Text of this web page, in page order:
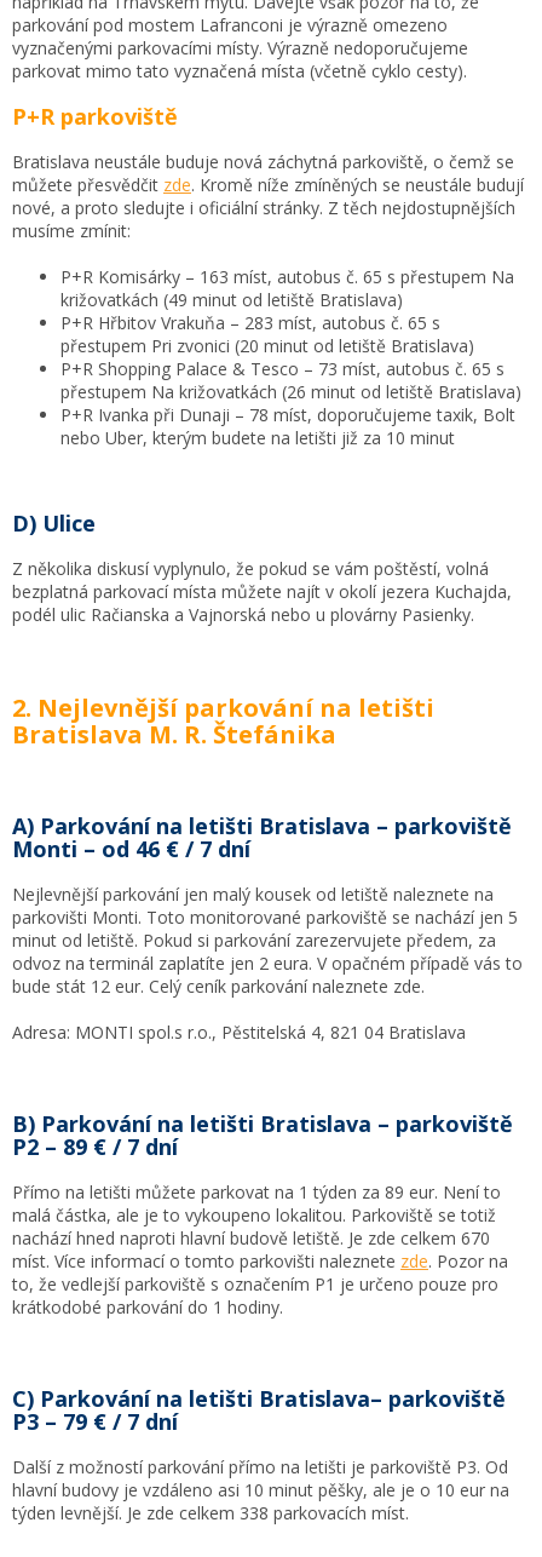
parkování pod mostem Lafranconi je výrazně omezeno
vyznačenými parkovacími místy. Výrazně nedoporučujeme
parkovat mimo tato vyznačená místa (včetně cyklo cesty).
P+R parkoviště
Bratislava neustále buduje nová záchytná parkoviště, o čemž se
můžete přesvědčit zde. Kromě níže zmíněných se neustále budují
nové, a proto sledujte i oficiální stránky. Z těch nejdostupnějších
musíme zmínit:
P+R Komisárky – 163 míst, autobus č. 65 s přestupem Na
križovatkách (49 minut od letiště Bratislava)
P+R Hřbitov Vrakuňa – 283 míst, autobus č. 65 s
přestupem Pri zvonici (20 minut od letiště Bratislava)
P+R Shopping Palace & Tesco – 73 míst, autobus č. 65 s
přestupem Na križovatkách (26 minut od letiště Bratislava)
P+R Ivanka při Dunaji – 78 míst, doporučujeme taxik, Bolt
nebo Uber, kterým budete na letišti již za 10 minut
D) Ulice
Z několika diskusí vyplynulo, že pokud se vám poštěstí, volná
bezplatná parkovací místa můžete najít v okolí jezera Kuchajda,
podél ulic Račianska a Vajnorská nebo u plovárny Pasienky.
2. Nejlevnější parkování na letišti
Bratislava M. R. Štefánika
A) Parkování na letišti Bratislava – parkoviště
Monti – od 46 € / 7 dní
Nejlevnější parkování jen malý kousek od letiště naleznete na
parkovišti Monti. Toto monitorované parkoviště se nachází jen 5
minut od letiště. Pokud si parkování zarezervujete předem, za
odvoz na terminál zaplatíte jen 2 eura. V opačném případě vás to
bude stát 12 eur. Celý ceník parkování naleznete zde.
Adresa: MONTI spol.s r.o., Pěstitelská 4, 821 04 Bratislava
B) Parkování na letišti Bratislava – parkoviště
P2 – 89 € / 7 dní
Přímo na letišti můžete parkovat na 1 týden za 89 eur. Není to
malá částka, ale je to vykoupeno lokalitou. Parkoviště se totiž
nachází hned naproti hlavní budově letiště. Je zde celkem 670
míst. Více informací o tomto parkovišti naleznete zde. Pozor na
to, že vedlejší parkoviště s označením P1 je určeno pouze pro
krátkodobé parkování do 1 hodiny.
C) Parkování na letišti Bratislava– parkoviště
P3 – 79 € / 7 dní
Další z možností parkování přímo na letišti je parkoviště P3. Od
hlavní budovy je vzdáleno asi 10 minut pěšky, ale je o 10 eur na
týden levnější. Je zde celkem 338 parkovacích míst.